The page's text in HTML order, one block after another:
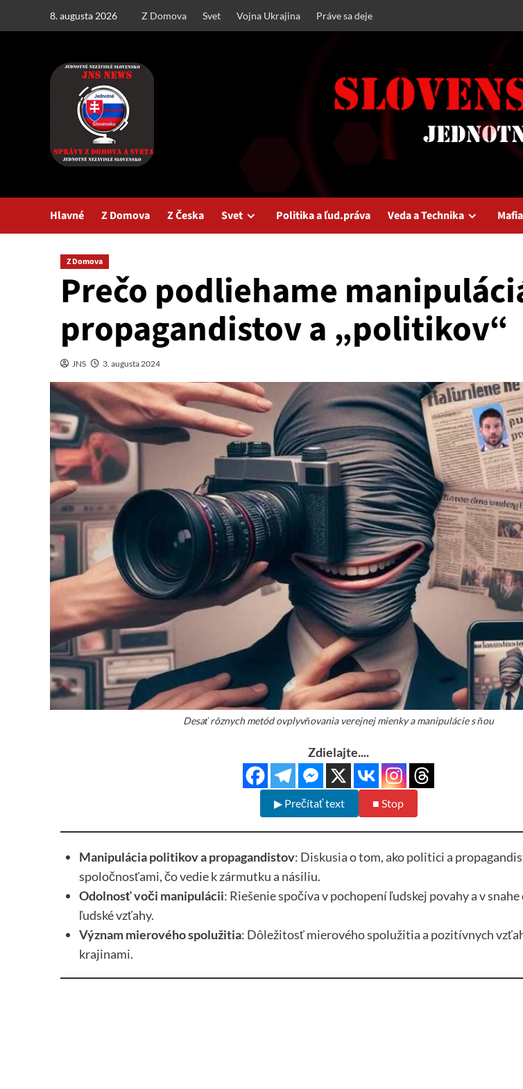
8. augusta 2026 Z Domova Svet Vojna Ukrajina Práve sa deje
Hlavné Z Domova Z Česka Svet Politika a ľud.práva Veda a Technika
Z Domova
Prečo podliehame
propagandistov a „politikov“
JNS 3. augusta 2024
Desať rôznych metód ovplyvňovania verejnej mienky a manipulácie s ňou
Zdielajte....
▶ Prečítať text ■ Stop
Manipulácia politikov a propagandistov: Diskusia o tom, ako politici a
spoločnosťami, čo vedie k zármutku a násiliu.
Odolnosť voči manipulácii: Riešenie spočíva v pochopení ľudskej povahy a v
ľudské vzťahy.
Význam mierového spolužitia: Dôležitosť mierového spolužitia a pozitívnych
krajinami.